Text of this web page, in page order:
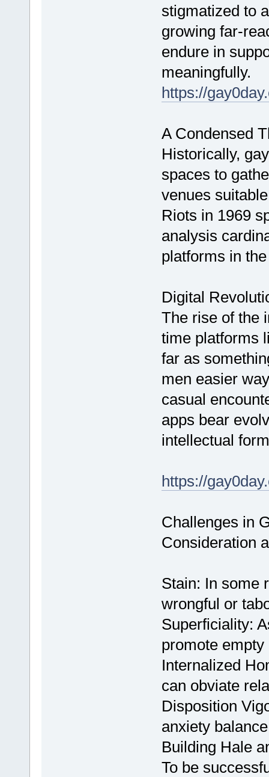
stigmatized to
growing far-
endure in
meaningfully.
https://
A Condensed
Historically,
spaces to
venues
Riots in 1969
analysis
platforms in
Digital
The rise of the
time platforms
far as
men easier
casual
apps bear
intellectual
https://
Challenges in
Consideration
Stain: In some
wrongful or
Superficiality:
promote
Internalized
can obviate
Disposition
anxiety
Building Hale
To be